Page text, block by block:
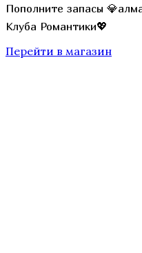
Пополните запасы
Клуба Романтики💖
Перейти в магазин